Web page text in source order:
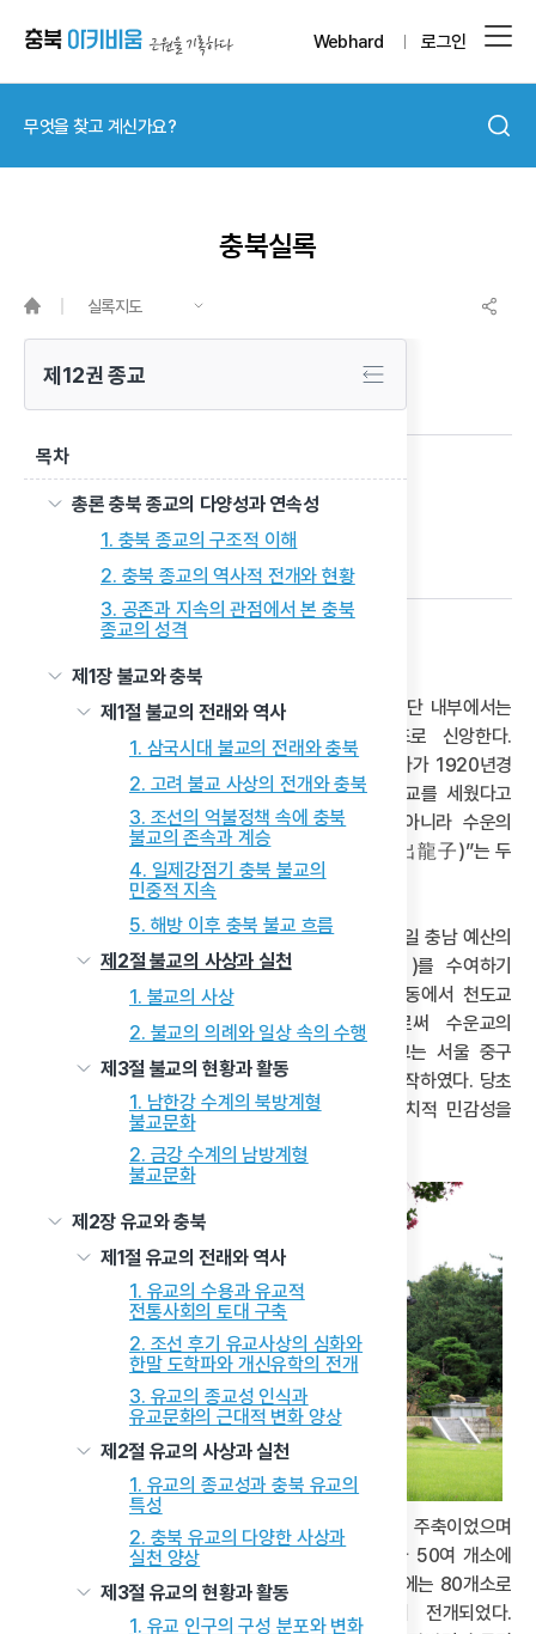
Webhard 로그인
충북실록
실록지도
제12권 종교
목차
총론 충북 종교의 다양성과 연속성
1. 충북 종교의 구조적 이해
2. 충북 종교의 역사적 전개와 현황
3. 공존과 지속의 관점에서 본 충북
종교의 성격
제1장 불교와 충북
제1절 불교의 전래와 역사
1. 삼국시대 불교의 전래와 충북
2. 고려 불교 사상의 전개와 충북
3. 조선의 억불정책 속에 충북
불교의 존속과 계승
4. 일제강점기 충북 불교의
민중적 지속
5. 해방 이후 충북 불교 흐름
제2절 불교의 사상과 실천
1. 불교의 사상
2. 불교의 의례와 일상 속의 수행
제3절 불교의 현황과 활동
1. 남한강 수계의 북방계형
불교문화
2. 금강 수계의 남방계형
불교문화
제2장 유교와 충북
제1절 유교의 전래와 역사
1. 유교의 수용과 유교적
전통사회의 토대 구축
2. 조선 후기 유교사상의 심화와
한말 도학파와 개신유학의 전개
3. 유교의 종교성 인식과
유교문화의 근대적 변화 양상
제2절 유교의 사상과 실천
1. 유교의 종교성과 충북 유교의
특성
2. 충북 유교의 다양한 사상과
실천 양상
제3절 유교의 현황과 활동
1. 유교 인구의 구성 분포와 변화
수운교
이전 글
다음 글
수운교(水雲敎)는 1923년 이상룡이 창교했고, 교단 내부에서는
동학의 창시자인 수운 최제우를 실질적인 교조로 신앙한다.
신자들은 최제우가 1864년 처형되지 않고 은거하다가 1920년경
다시 세상에 나타나 수행과 전도를 이어가며 수운교를 세웠다고
믿는다. 이 과정에서 이상룡을 단순한 창립자가 아니라 수운의
환생으로 간주하며, 그의 명칭인“이최출룡자(李崔出龍子)”는 두
인물을 하나로 보는 신앙적 상징이다.
최제우는 자신을 이 명호로 부르며, 1920년 9월 15일 충남 예산의
출운당(出雲堂)에서 제자들에게 도호(道號)를 수여하기
시작하였다. 이어 1923년 4월 15일에는 서울 계동에서 천도교
교단의 ‘현도식’을 본뜬 종교의식을 거행함으로써 수운교의
정체성을 확립하였다. 같은 해 10월 15일, 수운교는 서울 중구
산림동에서 개교식을 열고 본격적인 교단 활동을 시작하였다. 당초
교명을 ‘천황교’로 정하려 했으나 일제하에서의 정치적 민감성을
고려해‘수운교(水雲敎)’로 명명하였다.
초기에는 평안남도·황해도·함경도 출신 신도들이 주축이었으며
1925년경에는 신도 수가 수만 명, 분관과 선교소가 50여 개소에
달할 정도로 성장하였다. 이후 1932~1933년 사이에는 80개소로
확장되었고, 제주도에서도 활발한 포덕 활동이 전개되었다.